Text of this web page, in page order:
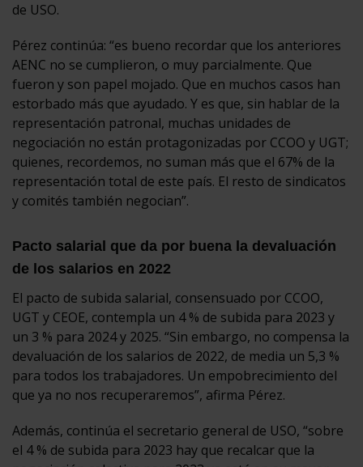
de USO.
Pérez continúa: “es bueno recordar que los anteriores
AENC no se cumplieron, o muy parcialmente. Que
fueron y son papel mojado. Que en muchos casos han
estorbado más que ayudado. Y es que, sin hablar de la
representación patronal, muchas unidades de
negociación no están protagonizadas por CCOO y UGT;
quienes, recordemos, no suman más que el 67% de la
representación total de este país. El resto de sindicatos
y comités también negocian”.
Pacto salarial que da por buena la devaluación
de los salarios en 2022
El pacto de subida salarial, consensuado por CCOO,
UGT y CEOE, contempla un 4 % de subida para 2023 y
un 3 % para 2024 y 2025. “Sin embargo, no compensa la
devaluación de los salarios de 2022, de media un 5,3 %
para todos los trabajadores. Un empobrecimiento del
que ya no nos recuperaremos”, afirma Pérez.
Además, continúa el secretario general de USO, “sobre
el 4 % de subida para 2023 hay que recalcar que la